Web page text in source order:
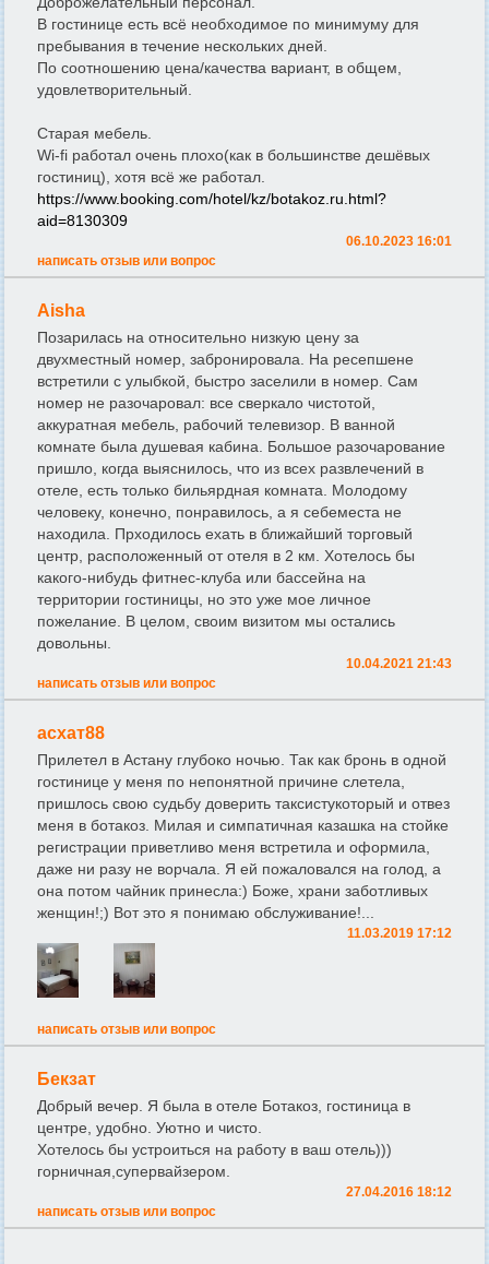
В гостинице есть всё необходимое по минимуму для
пребывания в течение нескольких дней.
По соотношению цена/качества вариант, в общем,
удовлетворительный.
Старая мебель.
Wi-fi работал очень плохо(как в большинстве дешёвых
гостиниц), хотя всё же работал.
https://www.booking.com/hotel/kz/botakoz.ru.html?
aid=8130309
06.10.2023 16:01
написать отзыв или вопрос
Aisha
Позарилась на относительно низкую цену за
двухместный номер, забронировала. На ресепшене
встретили с улыбкой, быстро заселили в номер. Сам
номер не разочаровал: все сверкало чистотой,
аккуратная мебель, рабочий телевизор. В ванной
комнате была душевая кабина. Большое разочарование
пришло, когда выяснилось, что из всех развлечений в
отеле, есть только бильярдная комната. Молодому
человеку, конечно, понравилось, а я себеместа не
находила. Прходилось ехать в ближайший торговый
центр, расположенный от отеля в 2 км. Хотелось бы
какого-нибудь фитнес-клуба или бассейна на
территории гостиницы, но это уже мое личное
пожелание. В целом, своим визитом мы остались
довольны.
10.04.2021 21:43
написать отзыв или вопрос
асхат88
Прилетел в Астану глубоко ночью. Так как бронь в одной
гостинице у меня по непонятной причине слетела,
пришлось свою судьбу доверить таксистукоторый и отвез
меня в ботакоз. Милая и симпатичная казашка на стойке
регистрации приветливо меня встретила и оформила,
даже ни разу не ворчала. Я ей пожаловался на голод, а
она потом чайник принесла:) Боже, храни заботливых
женщин!;) Вот это я понимаю обслуживание!...
11.03.2019 17:12
написать отзыв или вопрос
Бекзат
Добрый вечер. Я была в отеле Ботакоз, гостиница в
центре, удобно. Уютно и чисто.
Хотелось бы устроиться на работу в ваш отель)))
горничная,супервайзером.
27.04.2016 18:12
написать отзыв или вопрос